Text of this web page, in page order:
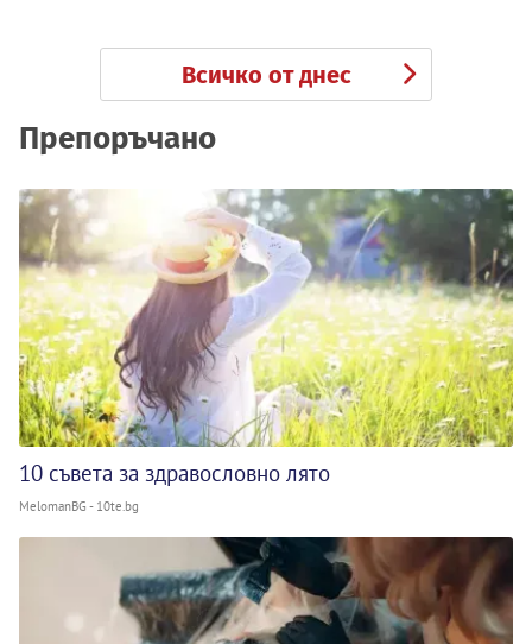
Всичко от днес
Препоръчано
10 съвета за здравословно лято
MelomanBG - 10te.bg